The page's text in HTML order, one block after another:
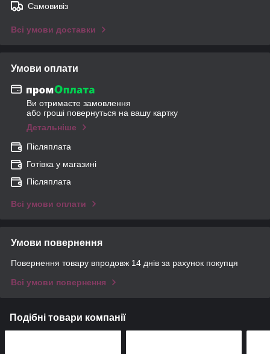
Самовивіз
Всі умови доставки
Умови оплати
Ви отримаєте замовлення
або гроші повернуться на вашу картку
Детальніше
Післяплата
Готівка у магазині
Післяплата
Всі умови оплати
Умови повернення
Повернення товару впродовж 14 днів за рахунок покупця
Всі умови повернення
Подібні товари компанії